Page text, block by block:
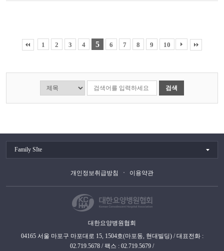
1 2 3 4 5 6 7 8 9 10
검색
Family SIte
개인정보취급방침 이용약관
대한요양병원협회
04165 서울 마포구 마포대로 15, 1504호(마포동, 현대빌딩) / 대표전화 :
02.719.5678 / 팩스 : 02.719.5679 /